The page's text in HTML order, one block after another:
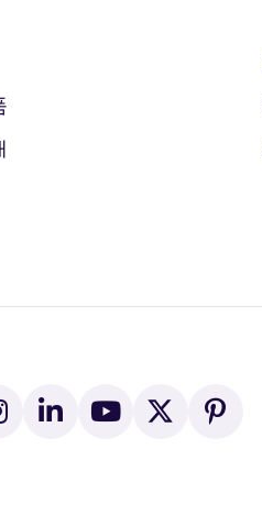
크
유
튜
X
(
P
i